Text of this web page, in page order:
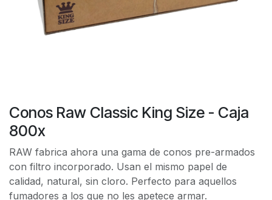
Conos Raw Classic King Size - Caja
800x
RAW fabrica ahora una gama de conos pre-armados
con filtro incorporado. Usan el mismo papel de
calidad, natural, sin cloro. Perfecto para aquellos
fumadores a los que no les apetece armar.